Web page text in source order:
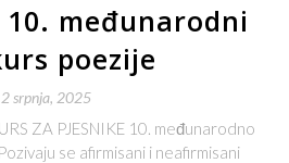
međunarodni
poezije
2 srpnja, 2025
ZA PJESNIKE 10. međunarodno
se afirmisani i neafirmisani